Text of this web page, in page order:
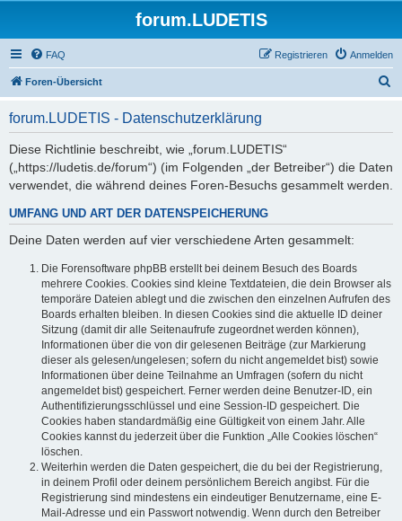
forum.LUDETIS
FAQ Anmelden
Registrieren
Foren-Übersicht
forum.LUDETIS - Datenschutzerklärung
Diese Richtlinie beschreibt, wie „forum.LUDETIS“
(„https://ludetis.de/forum“) (im Folgenden „der Betreiber“) die Daten
verwendet, die während deines Foren-Besuchs gesammelt werden.
UMFANG UND ART DER DATENSPEICHERUNG
Deine Daten werden auf vier verschiedene Arten gesammelt:
Die Forensoftware phpBB erstellt bei deinem Besuch des Boards
mehrere Cookies. Cookies sind kleine Textdateien, die dein Browser als
temporäre Dateien ablegt und die zwischen den einzelnen Aufrufen des
Boards erhalten bleiben. In diesen Cookies sind die aktuelle ID deiner
Sitzung (damit dir alle Seitenaufrufe zugeordnet werden können),
Informationen über die von dir gelesenen Beiträge (zur Markierung
dieser als gelesen/ungelesen; sofern du nicht angemeldet bist) sowie
Informationen über deine Teilnahme an Umfragen (sofern du nicht
angemeldet bist) gespeichert. Ferner werden deine Benutzer-ID, ein
Authentifizierungsschlüssel und eine Session-ID gespeichert. Die
Cookies haben standardmäßig eine Gültigkeit von einem Jahr. Alle
Cookies kannst du jederzeit über die Funktion „Alle Cookies löschen“
löschen.
Weiterhin werden die Daten gespeichert, die du bei der Registrierung,
in deinem Profil oder deinem persönlichem Bereich angibst. Für die
Registrierung sind mindestens ein eindeutiger Benutzername, eine E-
Mail-Adresse und ein Passwort notwendig. Wenn durch den Betreiber